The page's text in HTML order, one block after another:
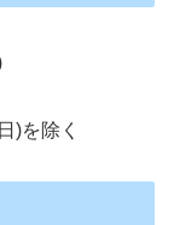
)を除く